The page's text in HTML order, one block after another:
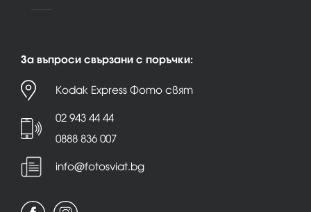
За въпроси свързани с поръчки:
Kodak Express Фото свят
02 943 44 44
0888 836 007
info@fotosviat.bg